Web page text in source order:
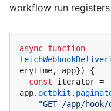
workflow run
async function
eryTime, app}) {
const iterator =
app. octokit .
"GET /app/